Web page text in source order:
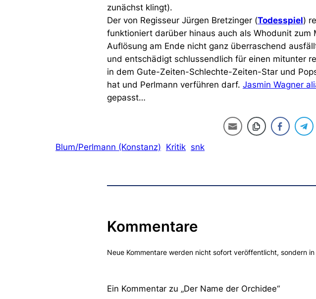
zunächst klingt).
Der von Regisseur Jürgen Bretzinger (Todesspiel)
funktioniert darüber hinaus auch als Whodunit
Auflösung am Ende nicht ganz überraschend
und entschädigt schlussendlich für einen mitunter
in dem Gute-Zeiten-Schlechte-Zeiten-Star und
hat und Perlmann verführen darf. Jasmin Wagner
gepasst…
Blum/Perlmann (Konstanz) Kritik snk
Kommentare
Neue Kommentare werden nicht sofort veröffentlicht, sondern
Ein Kommentar zu „Der Name der Orchidee“